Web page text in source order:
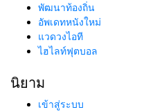
พัฒนาท้องถิ่น
อัพเดทหนังใหม่
แวดวงไอที
ไฮไลท์ฟุตบอล
นิยาม
เข้าสู่ระบบ